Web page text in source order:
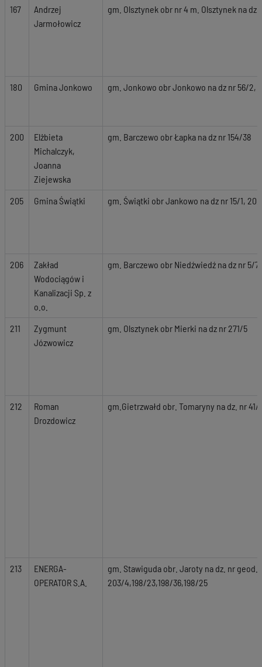
167
Andrzej
Jarmołowicz
gm. Olsztynek obr nr 4 m. Olsztynek na dz
180 Gmina Jonkowo gm. Jonkowo obr Jonkowo na dz nr 56/2,
200
Elżbieta
Michalczyk,
Joanna
Ziejewska
gm. Barczewo obr Łapka na dz nr 154/38
205 Gmina Świątki gm. Świątki obr Jankowo na dz nr 15/1, 20,
206
Zakład
Wodociągów i
Kanalizacji Sp. z
o.o.
gm. Barczewo obr Niedźwiedź na dz nr 5/
211
Zygmunt
Józwowicz
gm. Olsztynek obr Mierki na dz nr 271/5
212
Roman
Drozdowicz
gm.Gietrzwałd obr. Tomaryny na dz. nr 41/1
213
ENERGA-
OPERATOR S.A.
gm. Stawiguda obr. Jaroty na dz. nr geod.
203/4,198/23,198/36,198/25